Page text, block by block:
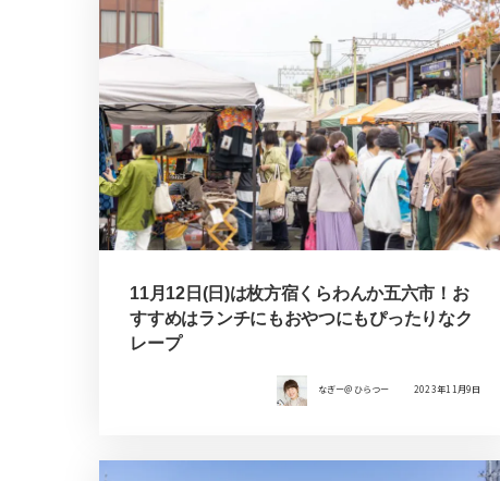
11月12日(日)は枚方宿くらわんか五六市！お
すすめはランチにもおやつにもぴったりなク
レープ
なぎー＠ひらつー 2023年11月9日